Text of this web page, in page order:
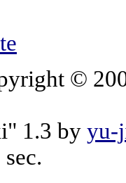
©
1.3 by yu-